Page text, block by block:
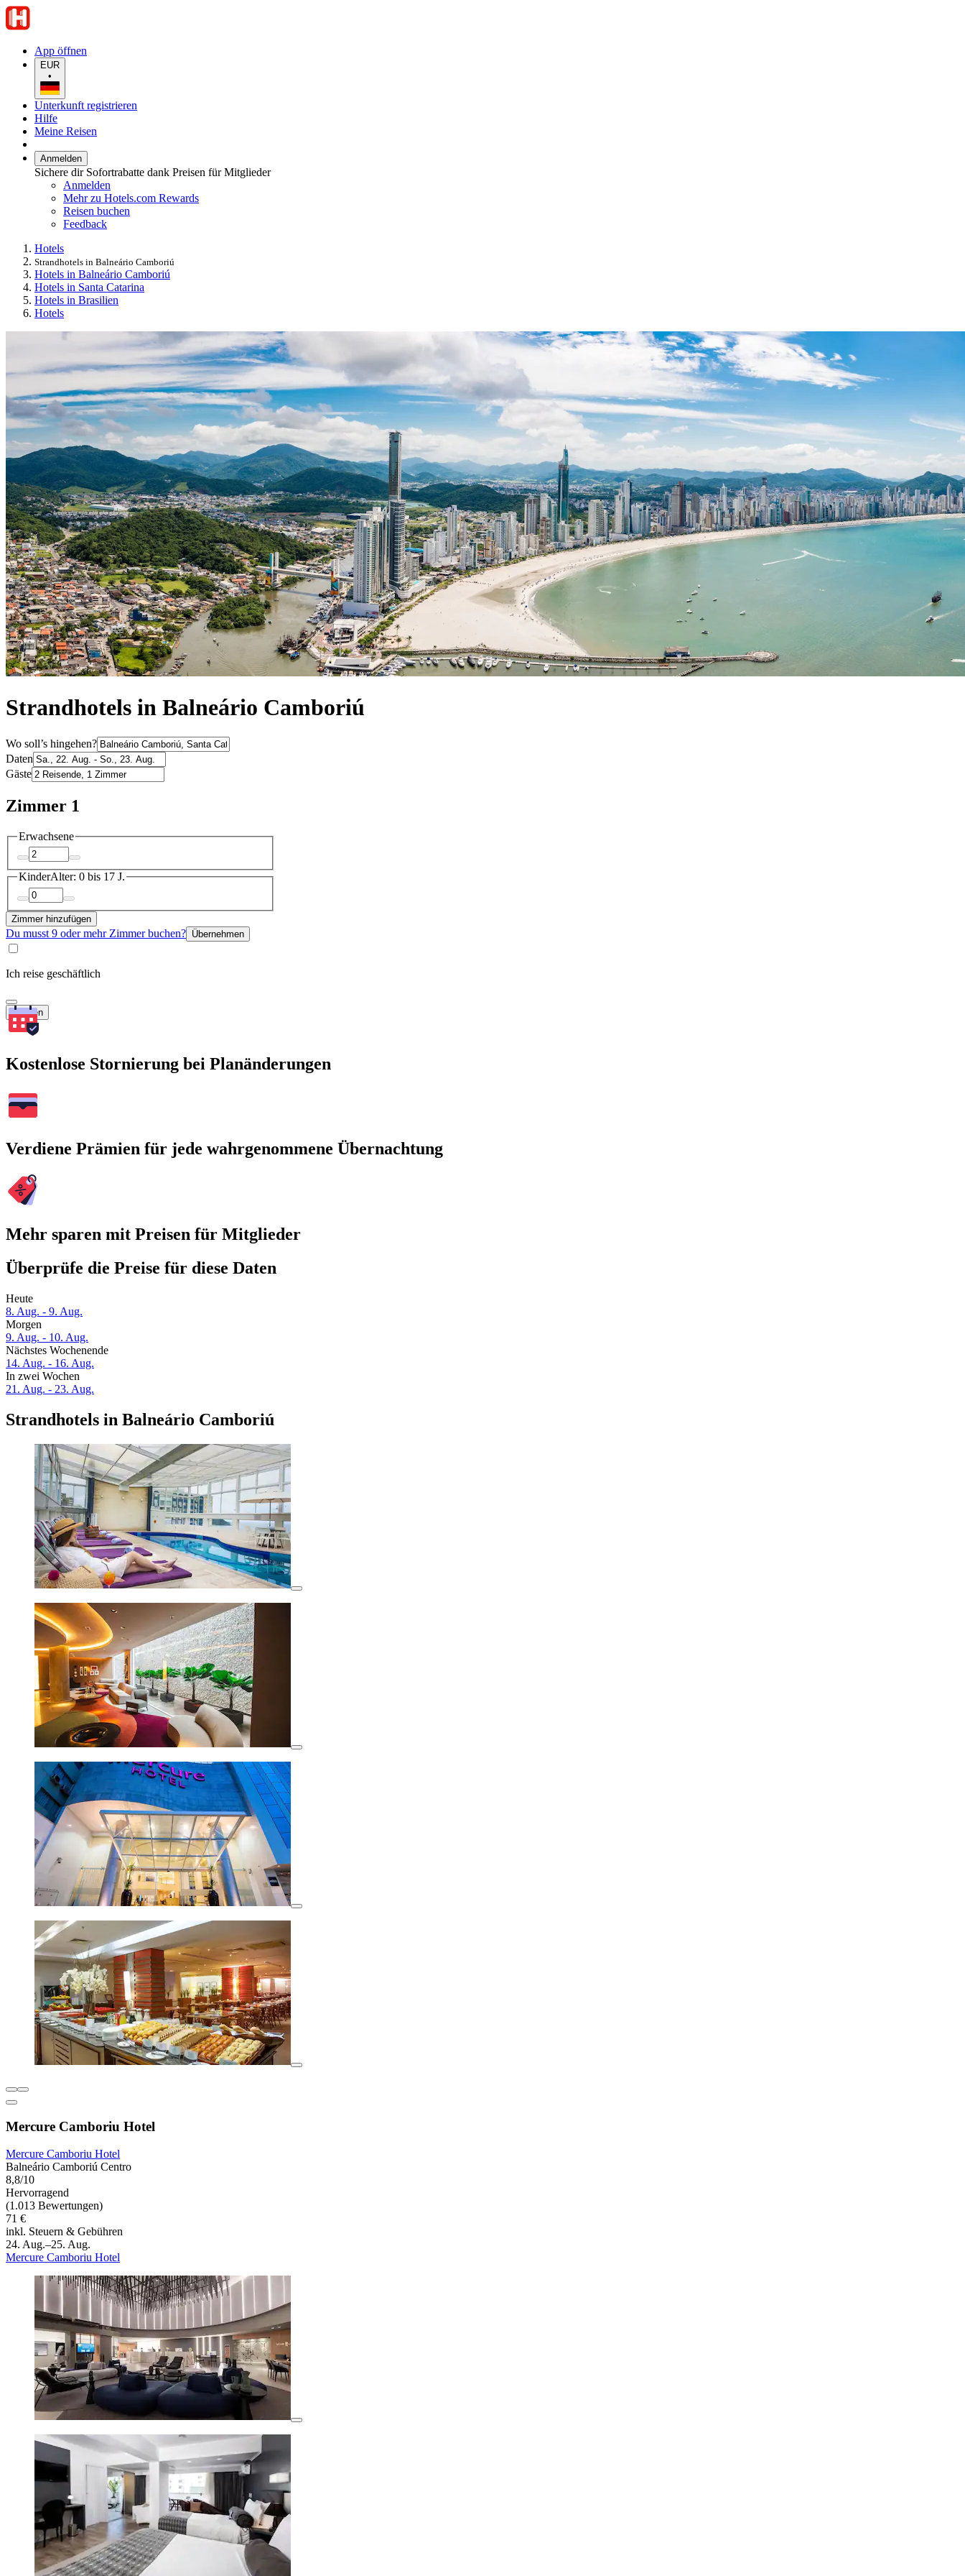
App öffnen
EUR
•
Unterkunft registrieren
Hilfe
Meine Reisen
Anmelden
Sichere dir Sofortrabatte dank Preisen für Mitglieder
Anmelden
Mehr zu Hotels.com Rewards
Reisen buchen
Feedback
Hotels
Strandhotels in Balneário Camboriú
Hotels in Balneário Camboriú
Hotels in Santa Catarina
Hotels in Brasilien
Hotels
Strandhotels in Balneário Camboriú
Wo soll’s hingehen?
Daten
Gäste
Zimmer 1
Erwachsene
KinderAlter: 0 bis 17 J.
Zimmer hinzufügen
Du musst 9 oder mehr Zimmer buchen? Übernehmen
Ich reise geschäftlich
Suchen
Kostenlose Stornierung bei Planänderungen
Verdiene Prämien für jede wahrgenommene Übernachtung
Mehr sparen mit Preisen für Mitglieder
Überprüfe die Preise für diese Daten
Heute
8. Aug. - 9. Aug.
Morgen
9. Aug. - 10. Aug.
Nächstes Wochenende
14. Aug. - 16. Aug.
In zwei Wochen
21. Aug. - 23. Aug.
Strandhotels in Balneário Camboriú
Mercure Camboriu Hotel
Mercure Camboriu Hotel
Balneário Camboriú Centro
8,8/10
Hervorragend
(1.013 Bewertungen)
71 €
inkl. Steuern & Gebühren
24. Aug.–25. Aug.
Mercure Camboriu Hotel